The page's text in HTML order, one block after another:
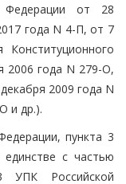
Федерации от 28
года N 4-П, от 7
2006 года N 279-О,
2009 года N
и др.).
пункта 3
с частью
УПК Российской